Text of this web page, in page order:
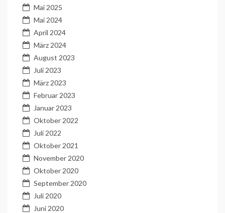
Mai 2025
Mai 2024
April 2024
März 2024
August 2023
Juli 2023
März 2023
Februar 2023
Januar 2023
Oktober 2022
Juli 2022
Oktober 2021
November 2020
Oktober 2020
September 2020
Juli 2020
Juni 2020